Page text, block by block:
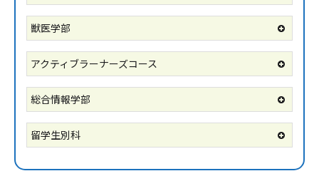
獣医学部
アクティブラーナーズコース
総合情報学部
留学生別科